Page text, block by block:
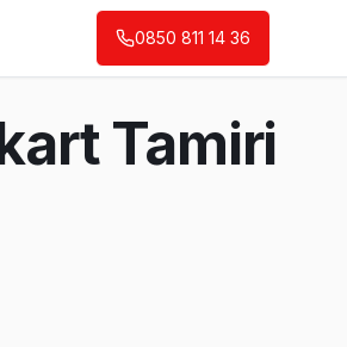
0850 811 14 36
Tamiri